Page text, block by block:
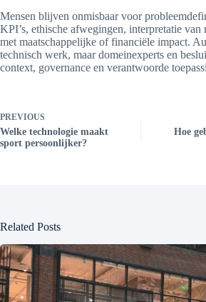
Mensen blijven onmisbaar voor
KPI’s, ethische afwegingen, interpretatie van
met maatschappelijke of financiële impact.
technisch werk, maar domeinexperts en
context, governance en verantwoorde
PREVIOUS
Welke technologie maakt
sport persoonlijker?
Hoe
Related Posts